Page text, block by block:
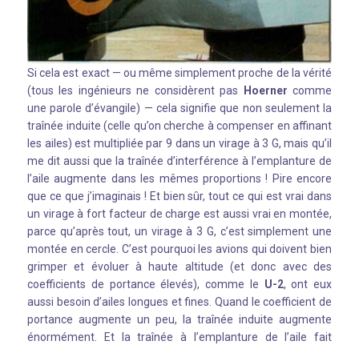
Si cela est exact — ou même simplement proche de la vérité
(tous les ingénieurs ne considèrent pas
Hoerner comme
une parole d’évangile) — cela signifie que non seulement la
traînée induite (celle qu’on cherche à compenser en affinant
les ailes) est multipliée par 9 dans un virage à 3 G, mais qu’il
me dit aussi que la traînée d’interférence à l’emplanture de
l’aile augmente dans les mêmes proportions ! Pire encore
que ce que j’imaginais ! Et bien sûr, tout ce qui est vrai dans
un virage à fort facteur de charge est aussi vrai en montée,
parce qu’après tout, un virage à 3 G, c’est simplement une
montée en cercle. C’est pourquoi les avions qui doivent bien
grimper et évoluer à haute altitude (et donc avec des
coefficients de portance élevés), comme le U-2, ont eux
aussi besoin d’ailes longues et fines. Quand le coefficient de
portance augmente un peu, la traînée induite augmente
énormément. Et la traînée à l’emplanture de l’aile fait